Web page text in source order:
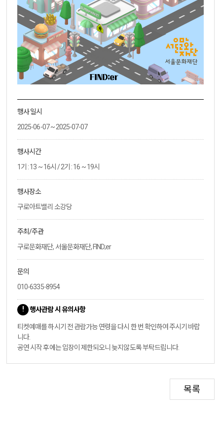
행사 일시
2025-06-07 ~ 2025-07-07
행사시간
1기 : 13 ~ 16시 / 2기 : 16 ~ 19시
행사장소
구로아트밸리 소강당
주최/주관
구로문화재단, 서울문화재단, FIND;er
문의
010-6335-8954
행사관람 시 유의사항
티켓예매를 하시기 전 관람가능 연령을 다시 한 번 확인하여 주시기 바랍
니다.
공연 시작 후에는 입장이 제한되오니 늦지않도록 부탁드립니다.
목록